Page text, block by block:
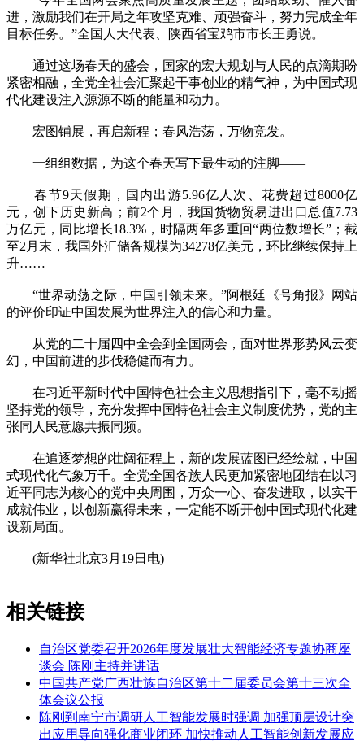
进，激励我们在开局之年攻坚克难、顽强奋斗，努力完成全年
目标任务。”全国人大代表、陕西省宝鸡市市长王勇说。
通过这场春天的盛会，国家的宏大规划与人民的点滴期盼
紧密相融，全党全社会汇聚起干事创业的精气神，为中国式现
代化建设注入源源不断的能量和动力。
宏图铺展，再启新程；春风浩荡，万物竞发。
一组组数据，为这个春天写下最生动的注脚——
春节9天假期，国内出游5.96亿人次、花费超过8000亿
元，创下历史新高；前2个月，我国货物贸易进出口总值7.73
万亿元，同比增长18.3%，时隔两年多重回“两位数增长”；截
至2月末，我国外汇储备规模为34278亿美元，环比继续保持上
升……
“世界动荡之际，中国引领未来。”阿根廷《号角报》网站
的评价印证中国发展为世界注入的信心和力量。
从党的二十届四中全会到全国两会，面对世界形势风云变
幻，中国前进的步伐稳健而有力。
在习近平新时代中国特色社会主义思想指引下，毫不动摇
坚持党的领导，充分发挥中国特色社会主义制度优势，党的主
张同人民意愿共振同频。
在追逐梦想的壮阔征程上，新的发展蓝图已经绘就，中国
式现代化气象万千。全党全国各族人民更加紧密地团结在以习
近平同志为核心的党中央周围，万众一心、奋发进取，以实干
成就伟业，以创新赢得未来，一定能不断开创中国式现代化建
设新局面。
(新华社北京3月19日电)
相关链接
自治区党委召开2026年度发展壮大智能经济专题协商座
谈会 陈刚主持并讲话
中国共产党广西壮族自治区第十二届委员会第十三次全
体会议公报
陈刚到南宁市调研人工智能发展时强调 加强顶层设计突
出应用导向强化商业闭环 加快推动人工智能创新发展应